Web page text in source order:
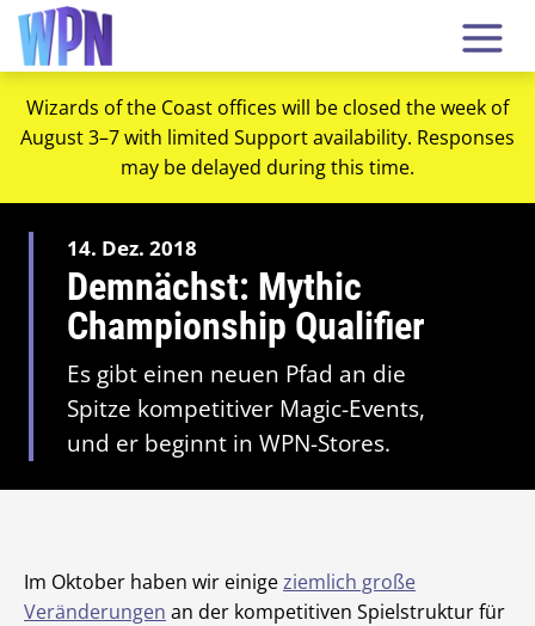
Wizards of the Coast offices will be closed the week of
August 3–7 with limited Support availability. Responses
may be delayed during this time.
14. Dez. 2018
Demnächst: Mythic
Championship Qualifier
Es gibt einen neuen Pfad an die
Spitze kompetitiver Magic-Events,
und er beginnt in WPN-Stores.
Im Oktober haben wir einigeziemlich große
Veränderungen an der kompetitiven Spielstruktur für